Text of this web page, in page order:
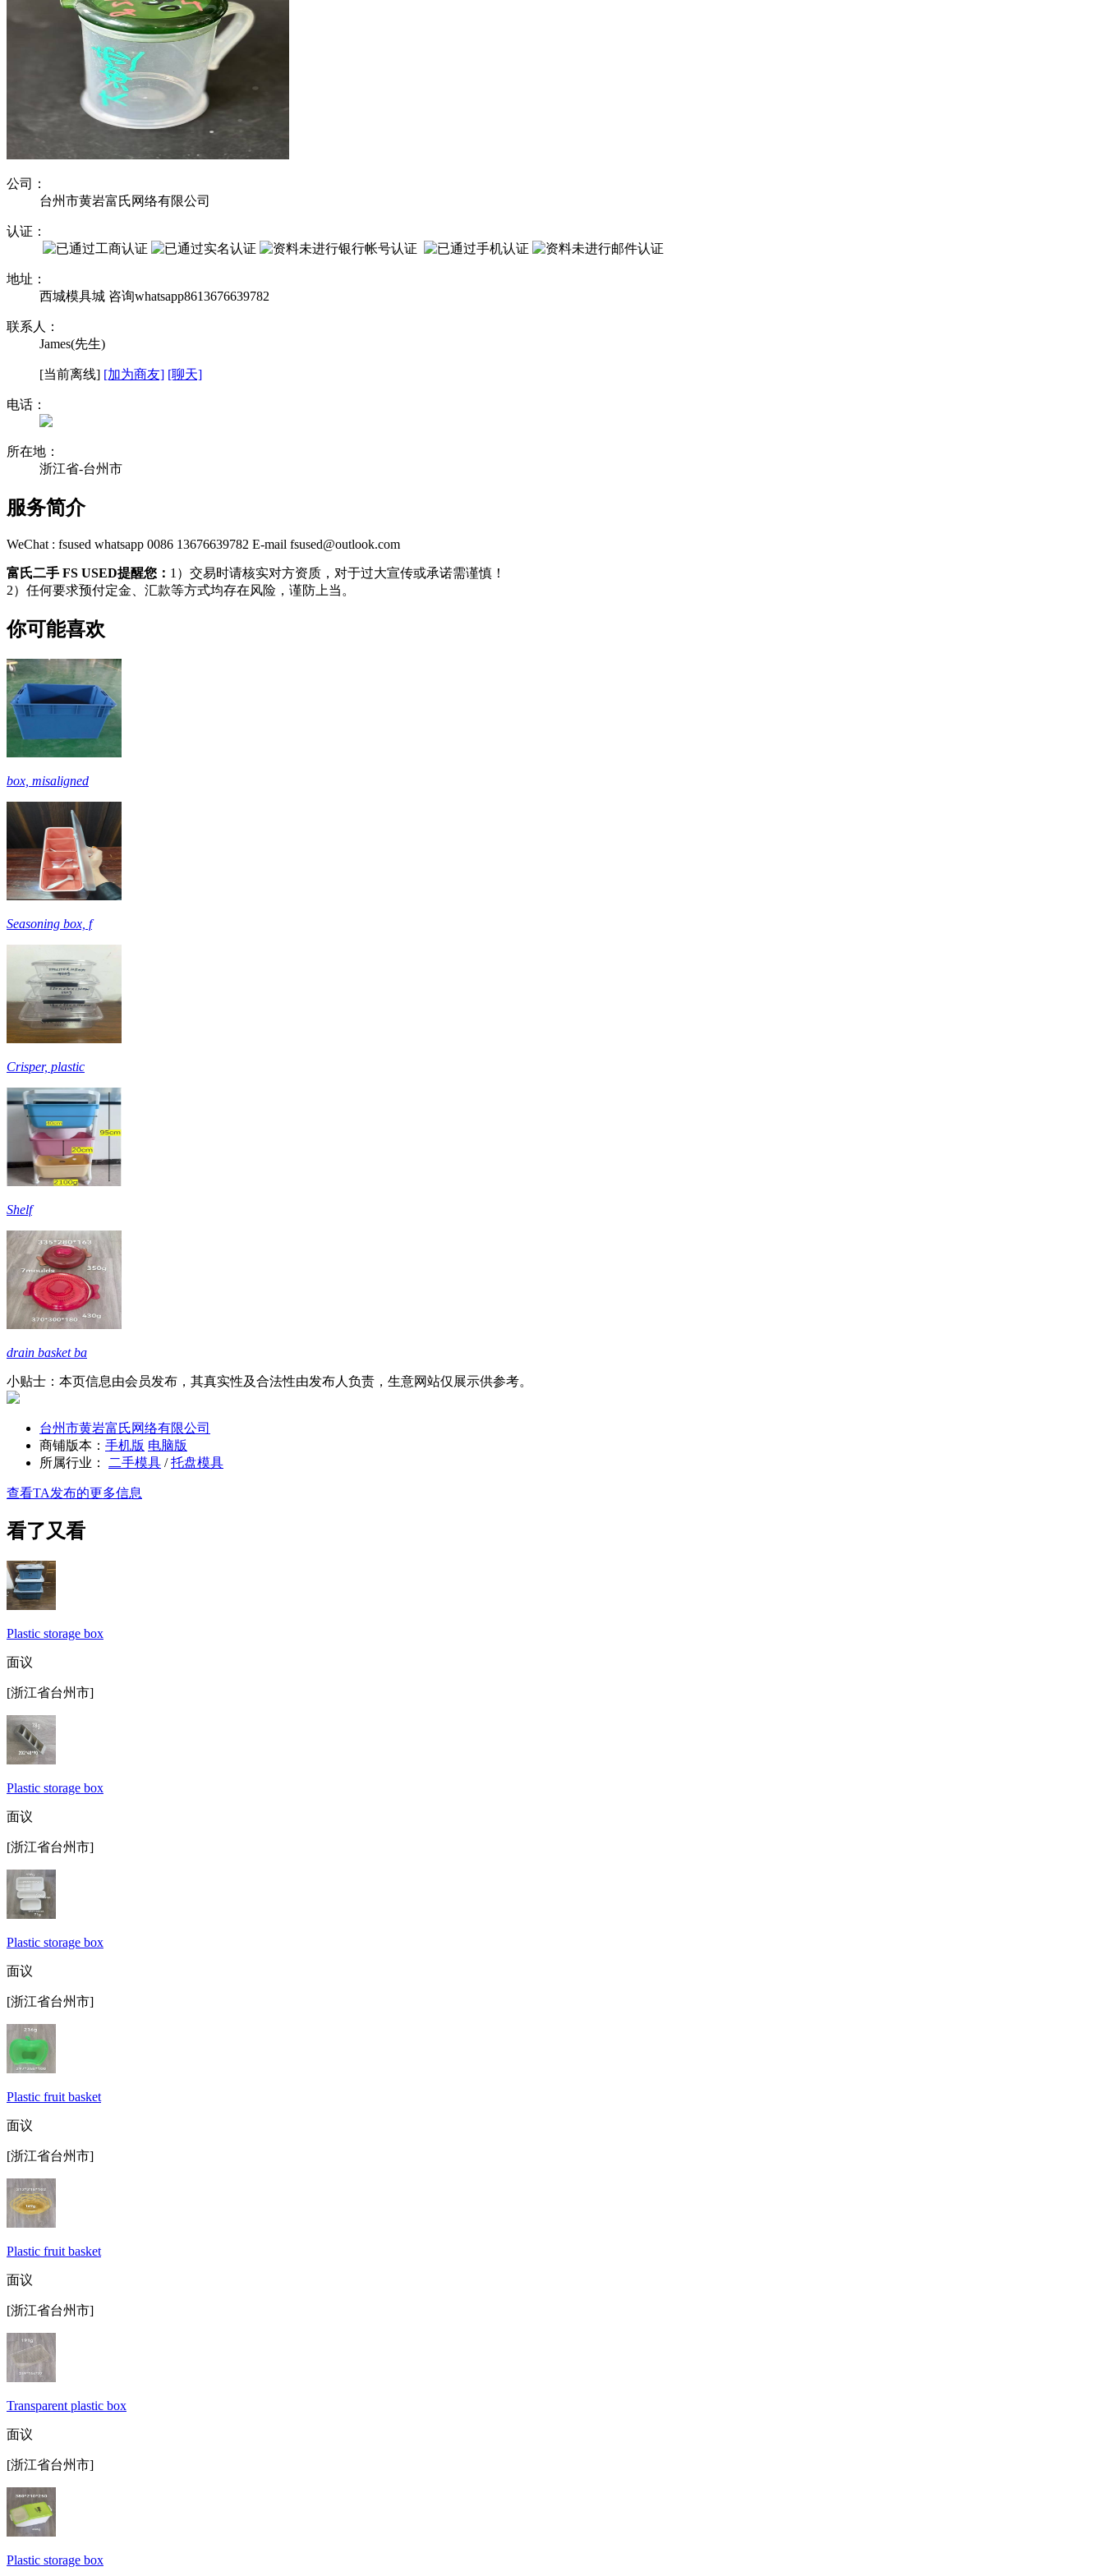
公司：
台州市黄岩富氏网络有限公司
认证：
地址：
西城模具城 咨询whatsapp8613676639782
联系人：
James(先生)
[当前离线] [加为商友] [聊天]
电话：
所在地：
浙江省-台州市
服务简介
WeChat : fsused whatsapp 0086 13676639782 E-mail fsused@outlook.com
富氏二手 FS USED提醒您： 1）交易时请核实对方资质，对于过大宣传或承诺需谨慎！
2）任何要求预付定金、汇款等方式均存在风险，谨防上当。
你可能喜欢
box, misaligned
Seasoning box, f
Crisper, plastic
Shelf
drain basket ba
小贴士：本页信息由会员发布，其真实性及合法性由发布人负责，生意网站仅展示供参考。
台州市黄岩富氏网络有限公司
商铺版本： 手机版 电脑版
所属行业：
二手模具 /托盘模具
查看TA发布的更多信息
看了又看
Plastic storage box
面议
[浙江省台州市]
Plastic storage box
面议
[浙江省台州市]
Plastic storage box
面议
[浙江省台州市]
Plastic fruit basket
面议
[浙江省台州市]
Plastic fruit basket
面议
[浙江省台州市]
Transparent plastic box
面议
[浙江省台州市]
Plastic storage box